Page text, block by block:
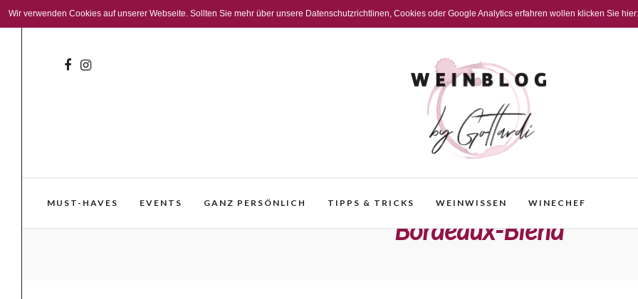
Wir verwenden Cookies auf unserer Webseite. Sollten Sie mehr über unsere Datenschutzrichtlinen, Cookies oder Google Analytics erfahren wollen klicken Sie
MUST-HAVES EVENTS GANZ PERSÖNLICH TIPPS & TRICKS WEINWISSEN WINECHEF
Bordeaux-Blend